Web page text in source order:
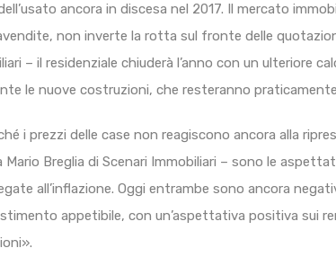
ancora in discesa nel 2017. Il mercato
non inverte la rotta sul fronte delle
– il residenziale chiuderà l’anno con un ulteriore
le nuove costruzioni, che resteranno
i prezzi delle case non reagiscono ancora alla
Mario Breglia di Scenari Immobiliari – sono le
all’inflazione. Oggi entrambe sono ancora
appetibile, con un’aspettativa positiva sui